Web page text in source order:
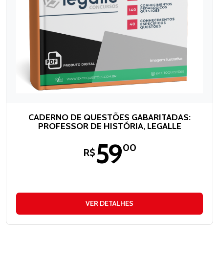
CADERNO DE QUESTÕES GABARITADAS:
PROFESSOR DE HISTÓRIA, LEGALLE
R$59,00
VER DETALHES